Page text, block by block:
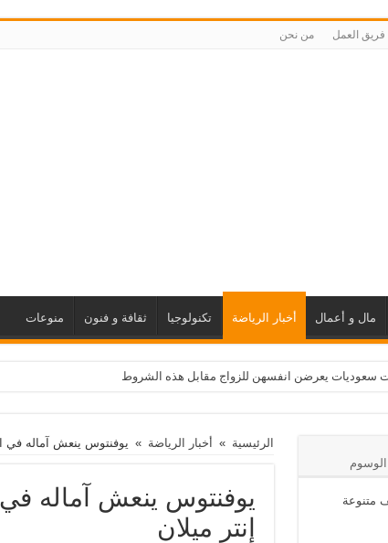
فريق العمل من نحن
مال و أعمال أخبار الرياضة تكنولوجيا ثقافة و فنون منوعات
سعوديات يعرضن انفسهن للزواج مقابل هذه الشروط
الرئيسية » أخبار الرياضة » يوفنتوس ينعش آماله في
يوفنتوس ينعش آماله
إنتر ميلان
الوسوم
2024 وظائف متنوعة